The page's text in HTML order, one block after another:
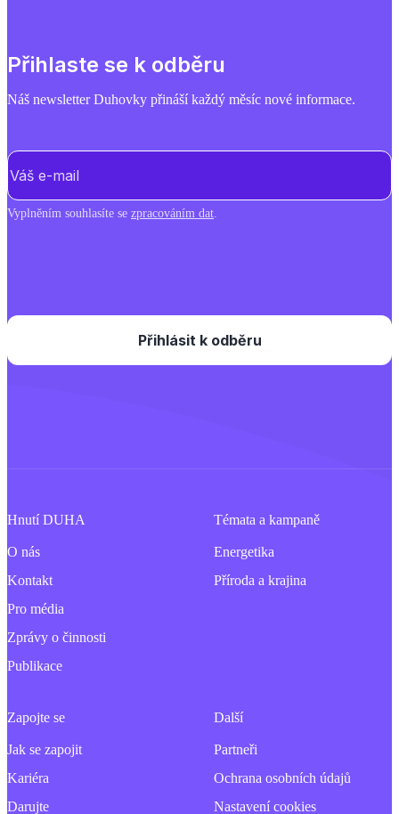
Přihlaste se k odběru
Náš newsletter Duhovky přináší každý měsíc nové informace.
E-mail
Vyplněním souhlasíte se zpracováním dat.
Hnutí DUHA
O nás
Kontakt
Pro média
Zprávy o činnosti
Publikace
Témata a kampaně
Energetika
Příroda a krajina
Zapojte se
Jak se zapojit
Kariéra
Darujte
Další
Partneři
Ochrana osobních údajů
Nastavení cookies